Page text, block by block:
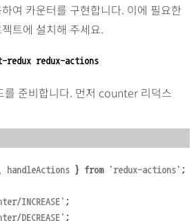
여 카운터를 구현합니다. 이에 필요한
트에 설치해 주세요.
redux redux-actions
를 준비합니다. 먼저 counter 리덕스
handleActions } from ' redux-actions ' ;
INCREASE ' ;
DECREASE ' ;